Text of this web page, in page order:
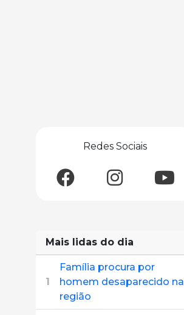
Redes Sociais
Mais lidas do dia
1
Família procura por
homem desaparecido na
região